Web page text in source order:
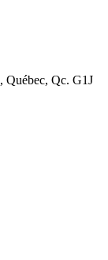
Québec, Qc. G1J